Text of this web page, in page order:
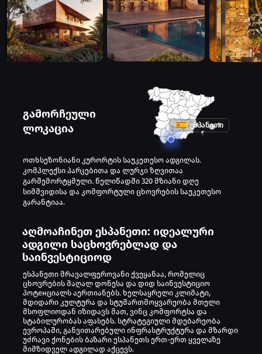
გამორჩეული
ლოკაცია
ოთხსეზონიანი კურორტის საუკეთესო ადგილას.
კომპლექსი პარკებითა და ლურჯი ზღვითაა
გარშემორტყმული. წელიწადში 320 მზიანი დღე
სიმშვიდისა და კომფორტული ცხოვრების საუკეთესო
გარანტიაა.
ესპანეთი
აღმოაჩინეთ ესპანეთი: იდეალური
ადგილი საცხოვრებლად და
საინვესტიციოდ
აღმოაჩინეთ ესპანეთი: იდეალური
ადგილი საცხოვრებლად და
საინვესტიციოდ
ესპანეთი მრავალფეროვანი
მაღალ დონესა და დიდ
სტუმართმოყვარეობა მთელი
კომფორტსა და სტაბილურობას
მდებარეობა ევროპაში,
მზარდი უძრავი ქონების ბაზარი
მიმზიდველ ადგილად აქცევს.
ესპანეთი მრავალფეროვანი ქვეყანაა, რომელიც
ცხოვრების მაღალ დონესა და დიდ საინვესტიციო
პოტенციალს აერთიანებს. ხელსაყრელი კლიმატი,
მდიდარი კულტურა და სტუმართმოყვარეობა მთელი
მსოფლიოდან იზიდავს მათ, ვინც კომფორტსა და
სტაბილურობას აფასებს. სტრატეგიული მდებარეობა
ევროპაში, განვითარებული ინფრასტრუქტურა და მზარდი
უძრავი ქონების ბაზარი ესპანეთს ერთ-ერთ ყველაზე
მიმზიდველ ადგილად აქცევს.
საცურაო აუზი